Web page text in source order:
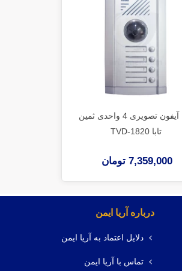
پنل آیفون تصویری 4 واحدی ثمین
تابا TVD-1820
7,359,000 تومان
درباره آریا ایمن
دلایل اعتماد به آریا ایمن
تماس با آریا ایمن